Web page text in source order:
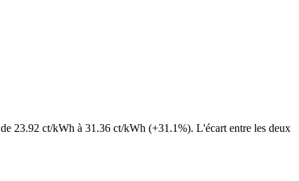
23.92 ct/kWh à 31.36 ct/kWh (+31.1%). L'écart entre les deux